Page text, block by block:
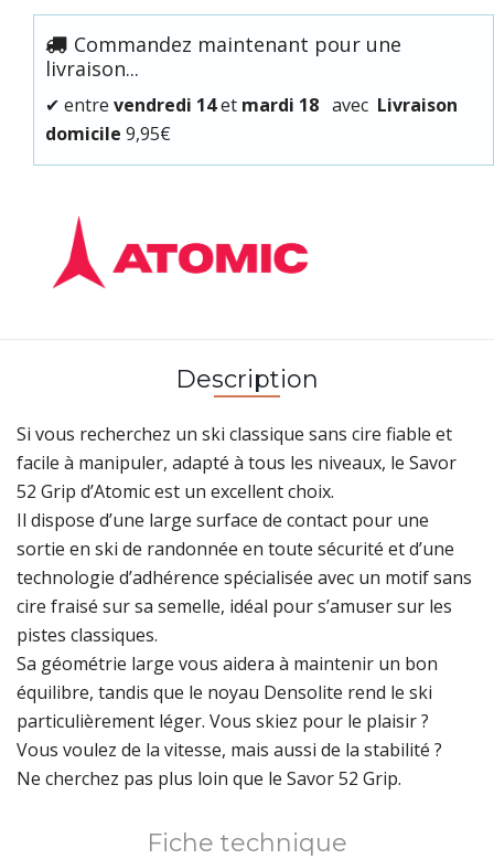
Commandez maintenant pour une
livraison...
✔ entre vendredi 14et mardi 18 avec Livraison
domicile 9,95€
Description
Si vous recherchez un ski classique sans cire fiable et
facile à manipuler, adapté à tous les niveaux, le Savor
52 Grip d’Atomic est un excellent choix.
Il dispose d’une large surface de contact pour une
sortie en ski de randonnée en toute sécurité et d’une
technologie d’adhérence spécialisée avec un motif sans
cire fraisé sur sa semelle, idéal pour s’amuser sur les
pistes classiques.
Sa géométrie large vous aidera à maintenir un bon
équilibre, tandis que le noyau Densolite rend le ski
particulièrement léger. Vous skiez pour le plaisir ?
Vous voulez de la vitesse, mais aussi de la stabilité ?
Ne cherchez pas plus loin que le Savor 52 Grip.
Fiche technique